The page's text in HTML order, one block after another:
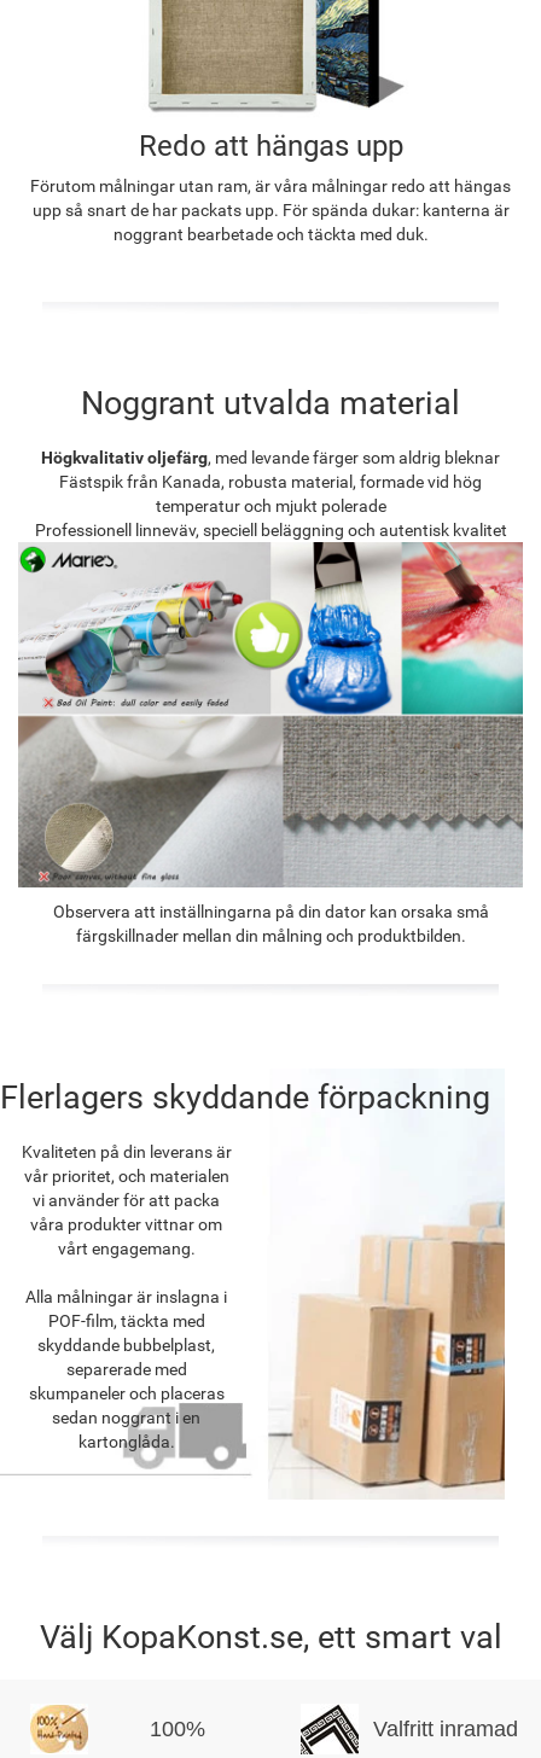
Redo att hängas upp
Förutom målningar utan ram, är våra målningar redo att hängas
upp så snart de har packats upp. För spända dukar: kanterna är
noggrant bearbetade och täckta med duk.
Noggrant utvalda material
Högkvalitativ oljefärg, med levande färger som aldrig bleknar
Fästspik från Kanada, robusta material, formade vid hög
temperatur och mjukt polerade
Professionell linneväv, speciell beläggning och autentisk kvalitet
Observera att inställningarna på din dator kan orsaka små
färgskillnader mellan din målning och produktbilden.
Flerlagers skyddande förpackning
Kvaliteten på din leverans är
vår prioritet, och materialen
vi använder för att packa
våra produkter vittnar om
vårt engagemang.
Alla målningar är inslagna i
POF-film, täckta med
skyddande bubbelplast,
separerade med
skumpaneler och placeras
sedan noggrant i en
kartonglåda.
Välj KopaKonst.se, ett smart val
100% Valfritt inramad